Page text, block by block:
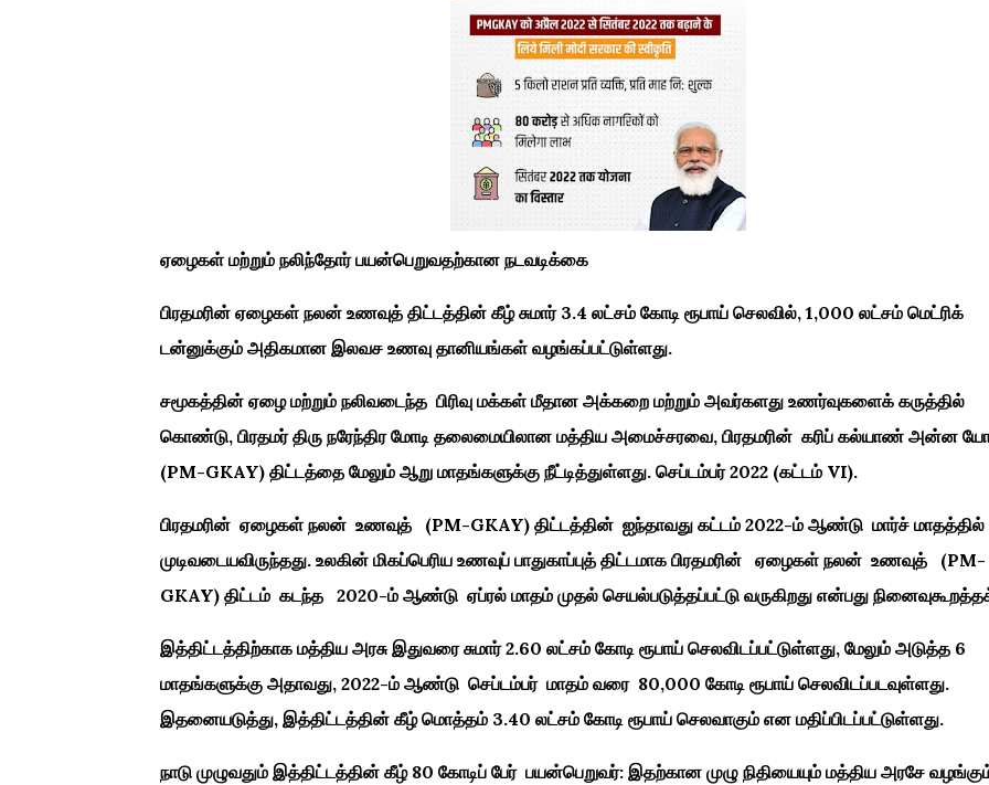
ஏழைகள் மற்றும் நலிந்தோர் பயன்பெறுவதற்கான நடவடிக்கை
பிரதமரின் ஏழைகள் நலன் உணவுத் திட்டத்தின் கீழ் சுமார் 3.4 லட்சம் கோடி ரூபாய் செலவில், 1,000 லட்சம் மெட்ரிக்
டன்னுக்கும் அதிகமான இலவச உணவு தானியங்கள் வழங்கப்பட்டுள்ளது.
சமூகத்தின் ஏழை மற்றும் நலிவடைந்த பிரிவு மக்கள் மீதான அக்கறை மற்றும் அவர்களது உணர்வுகளைக் கருத்தில்
கொண்டு, பிரதமர் திரு நரேந்திர மோடி தலைமையிலான மத்திய அமைச்சரவை, பிரதமரின் கரிப் கல்யாண் அன்ன
(PM-GKAY) திட்டத்தை மேலும் ஆறு மாதங்களுக்கு நீட்டித்துள்ளது. செப்டம்பர் 2022 (கட்டம் VI).
பிரதமரின் ஏழைகள் நலன் உணவுத் (PM-GKAY) திட்டத்தின் ஐந்தாவது கட்டம் 2022-ம் ஆண்டு மார்ச் மாதத்தில்
முடிவடையவிருந்தது. உலகின் மிகப்பெரிய உணவுப் பாதுகாப்புத் திட்டமாக பிரதமரின் ஏழைகள் நலன் உணவுத் (PM-
GKAY) திட்டம் கடந்த 2020-ம் ஆண்டு ஏப்ரல் மாதம் முதல் செயல்படுத்தப்பட்டு வருகிறது என்பது
இத்திட்டத்திற்காக மத்திய அரசு இதுவரை சுமார் 2.60 லட்சம் கோடி ரூபாய் செலவிடப்பட்டுள்ளது, மேலும் அடுத்த 6
மாதங்களுக்கு அதாவது, 2022-ம் ஆண்டு செப்டம்பர் மாதம் வரை 80,000 கோடி ரூபாய் செலவிடப்படவுள்ளது.
இதனையடுத்து, இத்திட்டத்தின் கீழ் மொத்தம் 3.40 லட்சம் கோடி ரூபாய் செலவாகும் என மதிப்பிடப்பட்டுள்ளது.
நாடு முழுவதும் இத்திட்டத்தின் கீழ் 80 கோடிப் பேர் பயன்பெறுவர்: இதற்கான முழு நிதியையும் மத்திய அரசே